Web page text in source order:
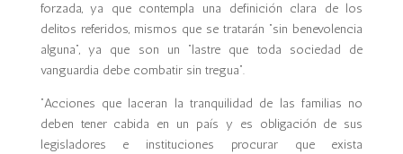
forzada, ya que contempla una definición clara de los
delitos referidos, mismos que se tratarán “sin benevolencia
alguna”, ya que son un “lastre que toda sociedad de
vanguardia debe combatir sin tregua”.
“Acciones que laceran la tranquilidad de las familias no
deben tener cabida en un país y es obligación de sus
legisladores e instituciones procurar que exista